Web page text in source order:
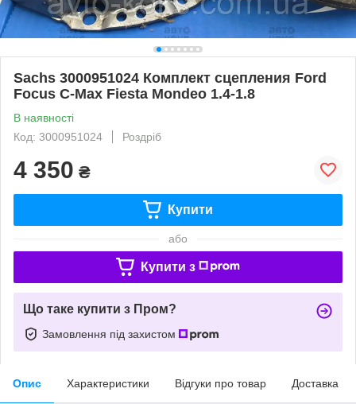
Sachs 3000951024 Комплект сцепления Ford
Focus C-Max Fiesta Mondeo 1.4-1.8
В наявності
Код: 3000951024
Роздріб
4 350 ₴
Купити
або
Купити з
Що таке купити з Пром?
Замовлення під захистом
Опис Характеристики Відгуки про товар Доставка